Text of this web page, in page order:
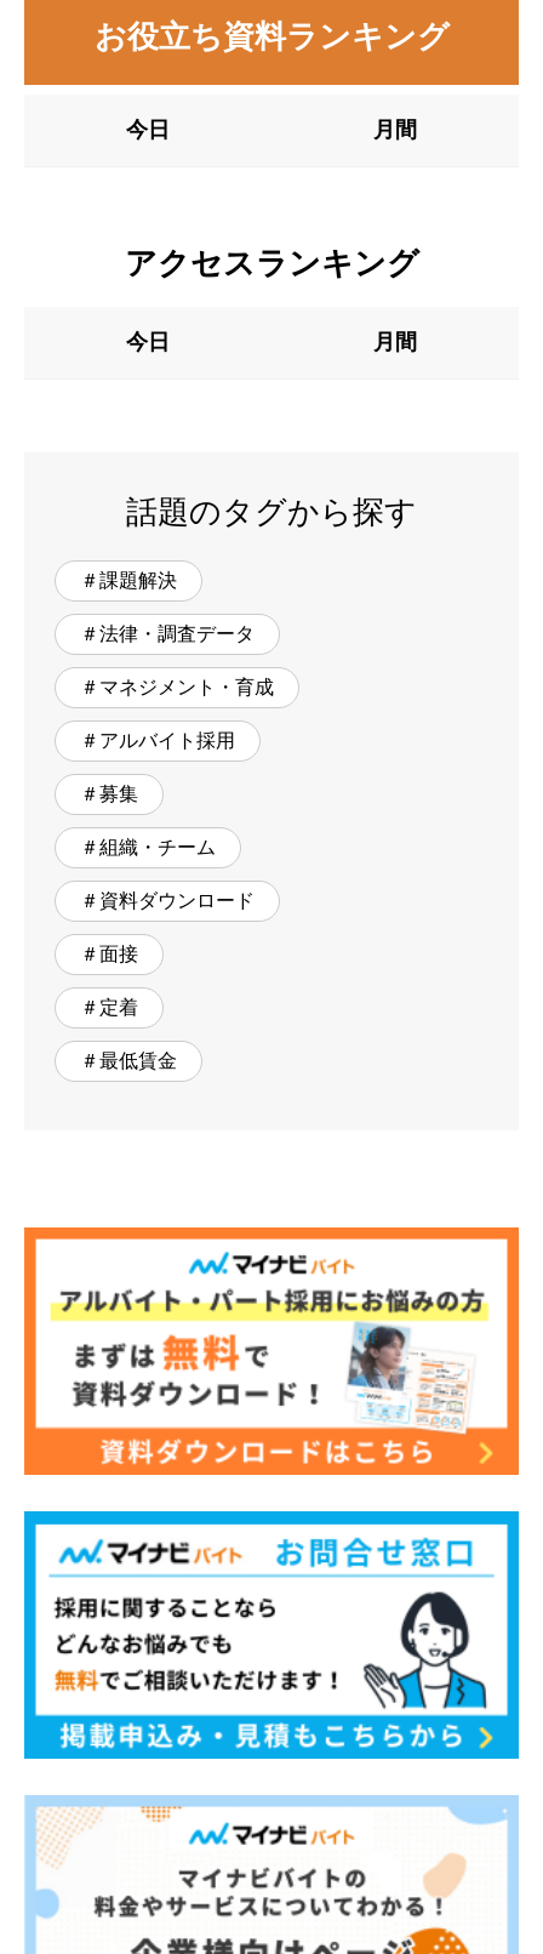
お役立ち資料ランキング
今日 月間
アクセスランキング
今日 月間
話題のタグから探す
＃課題解決
＃法律・調査データ
＃マネジメント・育成
＃アルバイト採用
＃募集
＃組織・チーム
＃資料ダウンロード
＃面接
＃定着
＃最低賃金